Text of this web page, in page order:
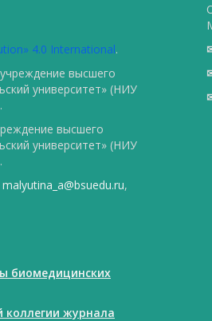
4.0 International.
высшего
университет» (НИУ
высшего
университет» (НИУ
malyutina_a@bsuedu.ru,
биомедицинских
коллегии журнала